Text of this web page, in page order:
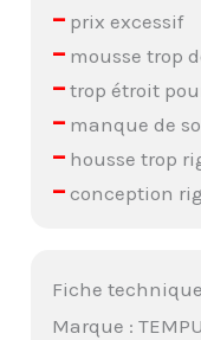
– prix excessif
– mousse trop
– trop étroit
– manque de
– housse trop
– conception
Fiche technique
Marque :